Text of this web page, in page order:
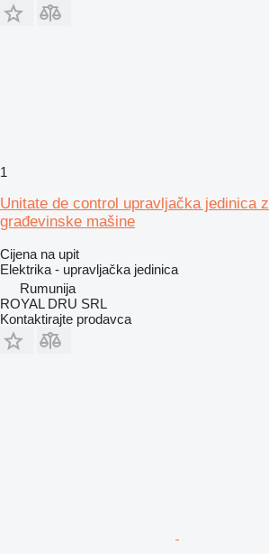
1
Unitate de control upravljačka jedinica
građevinske mašine
Cijena na upit
Elektrika - upravljačka jedinica
Rumunija
ROYAL DRU SRL
Kontaktirajte prodavca